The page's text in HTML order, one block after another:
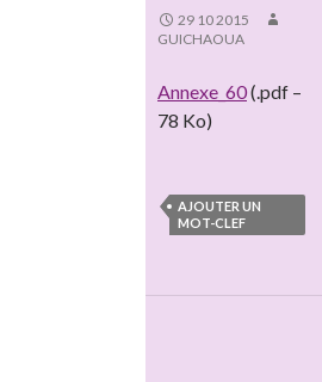
29 10 2015
GUICHAOUA
Annexe_60(.pdf –
78 Ko)
AJOUTER UN
MOT-CLEF